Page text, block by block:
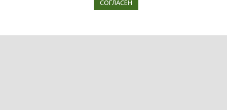
Карта сайта
Продукция
СОГЛАСЕН